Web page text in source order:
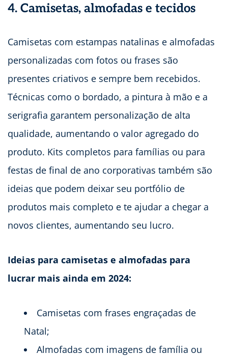
4. Camisetas, almofadas e tecidos
Camisetas com estampas natalinas e almofadas
personalizadas com fotos ou frases são
presentes criativos e sempre bem recebidos.
Técnicas como o bordado, a pintura à mão e a
serigrafia garantem personalização de alta
qualidade, aumentando o valor agregado do
produto. Kits completos para famílias ou para
festas de final de ano corporativas também são
ideias que podem deixar seu portfólio de
produtos mais completo e te ajudar a chegar a
novos clientes, aumentando seu lucro.
Ideias para camisetas e almofadas para
lucrar mais ainda em 2024:
Camisetas com frases engraçadas de
Natal;
Almofadas com imagens de família ou